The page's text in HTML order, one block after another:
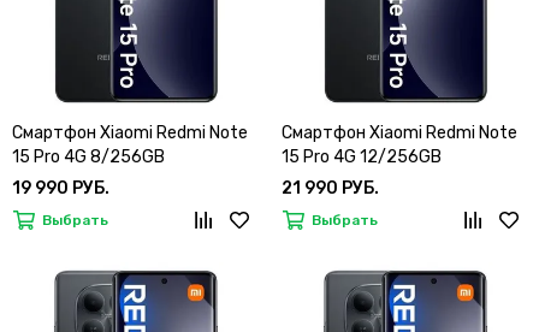
Смартфон Xiaomi Redmi Note
15 Pro 4G 8/256GB
19 990 РУБ.
Выбрать
Смартфон Xiaomi Redmi Note
15 Pro 4G 12/256GB
21 990 РУБ.
Выбрать